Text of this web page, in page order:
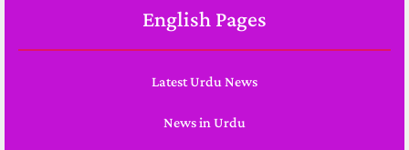
English Pages
Latest Urdu News
News in Urdu